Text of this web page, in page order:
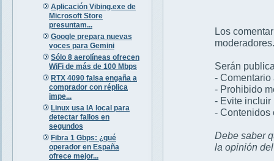
Aplicación Vibing.exe de
Microsoft Store
presuntam...
Google prepara nuevas
voces para Gemini
Sólo 8 aerolíneas ofrecen
WiFi de más de 100 Mbps
RTX 4090 falsa engaña a
comprador con réplica
impe...
Linux usa IA local para
detectar fallos en
segundos
Fibra 1 Gbps: ¿qué
operador en España
ofrece mejor...
Los
moderadores.
Serán
- Comentario
- Prohibido
- Evite incluir
- Contenidos
Debe saber
la opinión